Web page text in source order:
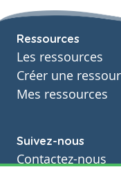
Ressources
Les ressources
Créer une
Mes ressources
Suivez-nous
Contactez-nous